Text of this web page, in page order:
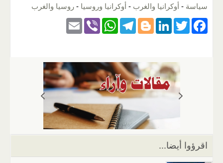
سياسة - أوكرانيا والغرب - أوكرانيا وروسيا - روسيا والغرب
F
k
T
er
Li
e
dI
Bl
g
er
T
gr
a
m
W
s
A
p
p
Vi
اقرؤوا أيضا...